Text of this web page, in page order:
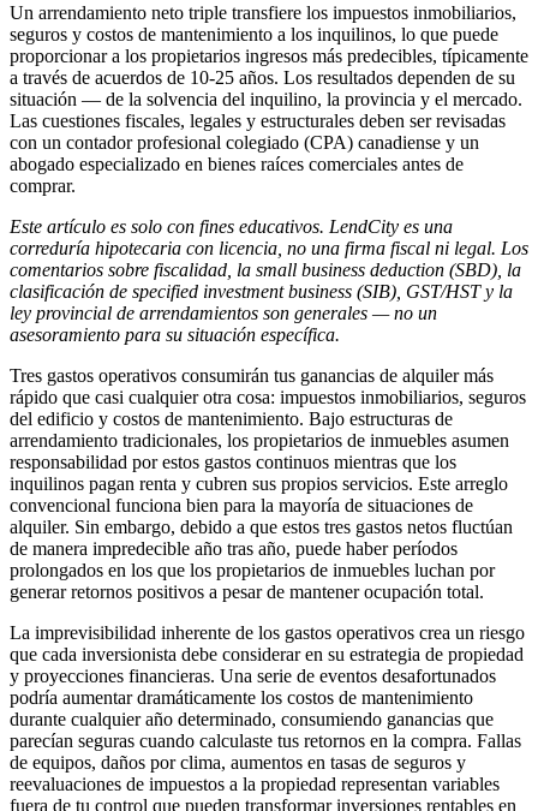
Un arrendamiento neto triple transfiere los impuestos inmobiliarios,
seguros y costos de mantenimiento a los inquilinos, lo que puede
proporcionar a los propietarios ingresos más predecibles, típicamente
a través de acuerdos de 10-25 años. Los resultados dependen de su
situación — de la solvencia del inquilino, la provincia y el mercado.
Las cuestiones fiscales, legales y estructurales deben ser revisadas
con un contador profesional colegiado (CPA) canadiense y un
abogado especializado en bienes raíces comerciales antes de
comprar.
Este artículo es solo con fines educativos. LendCity es una
correduría hipotecaria con licencia, no una firma fiscal ni legal. Los
comentarios sobre fiscalidad, la small business deduction (SBD), la
clasificación de specified investment business (SIB), GST/HST y la
ley provincial de arrendamientos son generales — no un
asesoramiento para su situación específica.
Tres gastos operativos consumirán tus ganancias de alquiler más
rápido que casi cualquier otra cosa: impuestos inmobiliarios, seguros
del edificio y costos de mantenimiento. Bajo estructuras de
arrendamiento tradicionales, los propietarios de inmuebles asumen
responsabilidad por estos gastos continuos mientras que los
inquilinos pagan renta y cubren sus propios servicios. Este arreglo
convencional funciona bien para la mayoría de situaciones de
alquiler. Sin embargo, debido a que estos tres gastos netos fluctúan
de manera impredecible año tras año, puede haber períodos
prolongados en los que los propietarios de inmuebles luchan por
generar retornos positivos a pesar de mantener ocupación total.
La imprevisibilidad inherente de los gastos operativos crea un riesgo
que cada inversionista debe considerar en su estrategia de propiedad
y proyecciones financieras. Una serie de eventos desafortunados
podría aumentar dramáticamente los costos de mantenimiento
durante cualquier año determinado, consumiendo ganancias que
parecían seguras cuando calculaste tus retornos en la compra. Fallas
de equipos, daños por clima, aumentos en tasas de seguros y
reevaluaciones de impuestos a la propiedad representan variables
fuera de tu control que pueden transformar inversiones rentables en